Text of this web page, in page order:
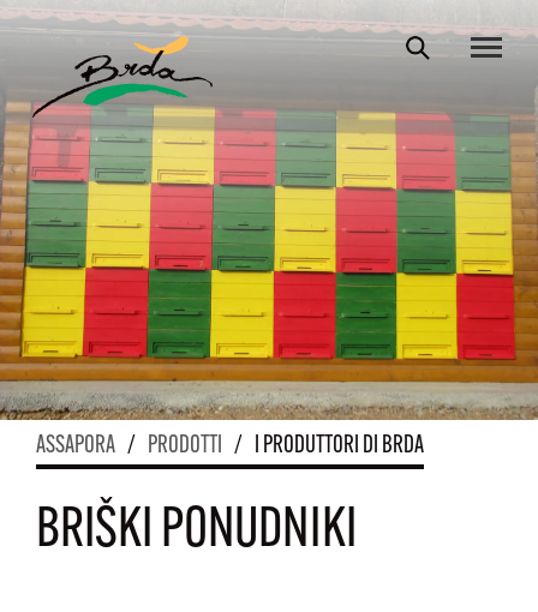
ASSAPORA / PRODOTTI / I PRODUTTORI DI BRDA
BRIŠKI PONUDNIKI